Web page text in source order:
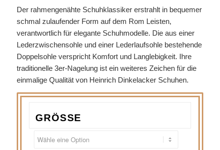
Der rahmengenähte Schuhklassiker erstrahlt in bequemer
schmal zulaufender Form auf dem Rom Leisten,
verantwortlich für elegante Schuhmodelle. Die aus einer
Lederzwischensohle und einer Lederlaufsohle bestehende
Doppelsohle verspricht Komfort und Langlebigkeit. Ihre
traditionelle 3er-Nagelung ist ein weiteres Zeichen für die
einmalige Qualität von Heinrich Dinkelacker Schuhen.
GRÖSSE